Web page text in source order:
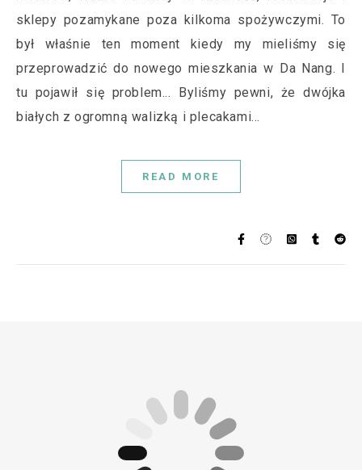
sklepy pozamykane poza kilkoma spożywczymi. To
był właśnie ten moment kiedy my mieliśmy się
przeprowadzić do nowego mieszkania w Da Nang. I
tu pojawił się problem... Byliśmy pewni, że dwójka
białych z ogromną walizką i plecakami…
READ MORE